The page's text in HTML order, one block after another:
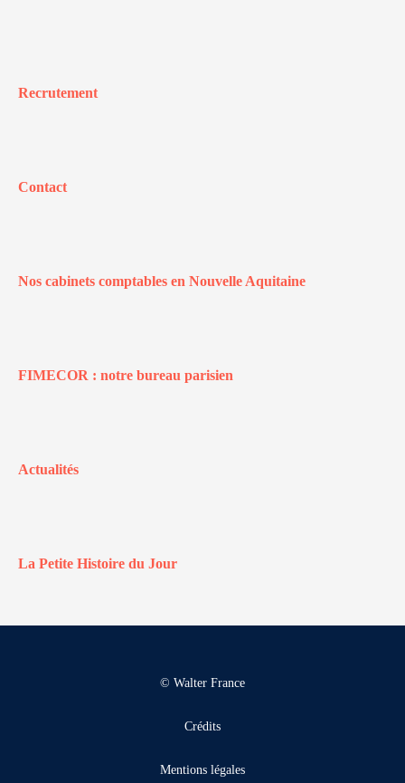
Recrutement
Contact
Nos cabinets comptables en Nouvelle Aquitaine
FIMECOR : notre bureau parisien
Actualités
La Petite Histoire du Jour
© Walter France
Crédits
Mentions légales